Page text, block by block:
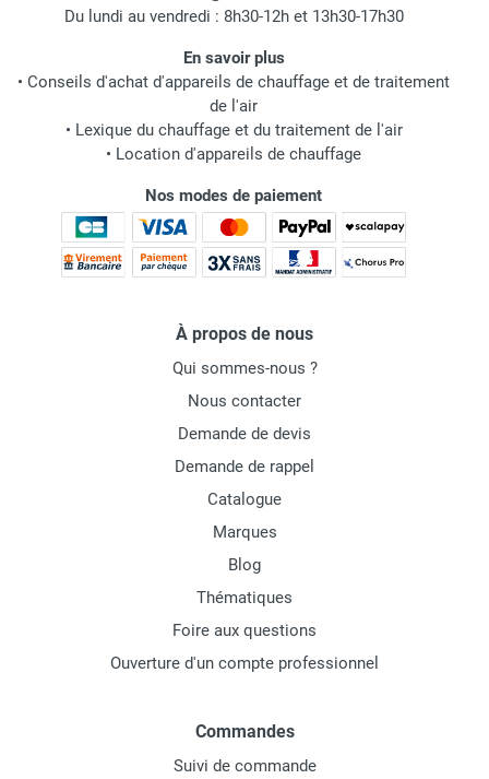
Du lundi au vendredi : 8h30-12h et 13h30-17h30
En savoir plus
• Conseils d'achat d'appareils de chauffage et de traitement
de l'air
• Lexique du chauffage et du traitement de l'air
• Location d'appareils de chauffage
Nos modes de paiement
À propos de nous
Qui sommes-nous ?
Nous contacter
Demande de devis
Demande de rappel
Catalogue
Marques
Blog
Thématiques
Foire aux questions
Ouverture d'un compte professionnel
Commandes
Suivi de commande